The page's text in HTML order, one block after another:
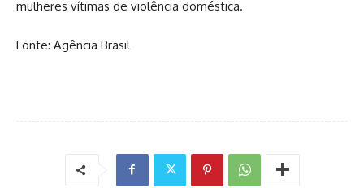
mulheres vítimas de violência doméstica.
Fonte: Agência Brasil